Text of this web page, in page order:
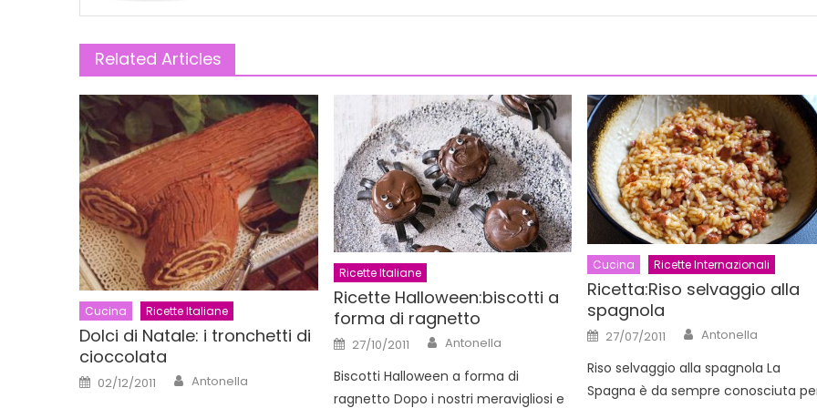
Related Articles
Cucina Ricette Italiane
Dolci di Natale: i tronchetti di
cioccolata
Posted
on
02/12/2011 Author
Antonella
Ricette Italiane
Ricette Halloween:biscotti a
forma di ragnetto
Posted
on
27/10/2011 Author
Antonella
Biscotti Halloween a forma di
ragnetto Dopo i nostri meravigliosi e
Cucina Ricette Internazionali
Ricetta:Riso selvaggio alla
spagnola
Posted
on
27/07/2011 Author
Antonella
Riso selvaggio alla spagnola La
Spagna è da sempre conosciuta